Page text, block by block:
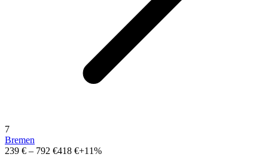
7
Bremen
239 € – 792 €418 €+11%